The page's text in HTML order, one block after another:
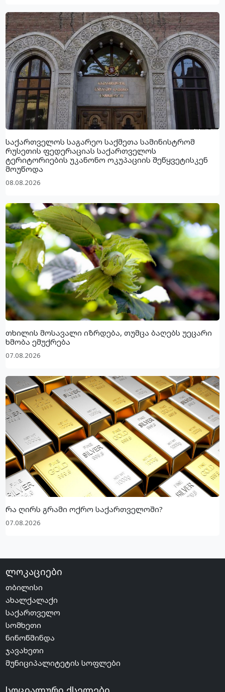
საქართველოს საგარეო საქმეთა სამინისტრომ
რუსეთის ფედერაციას საქართველოს
ტერიტორიების უკანონო ოკუპაციის შეწყვეტისკენ
მოუწოდა
08.08.2026
თხილის მოსავალი იზრდება, თუმცა ბაღებს უეცარი
ხმობა ემუქრება
07.08.2026
რა ღირს გრამი ოქრო საქართველოში?
07.08.2026
ლოკაციები
თბილისი
ახალქალაქი
საქართველო
სომხეთი
ნინოწმინდა
ჯავახეთი
მუნიციპალიტეტის სოფლები